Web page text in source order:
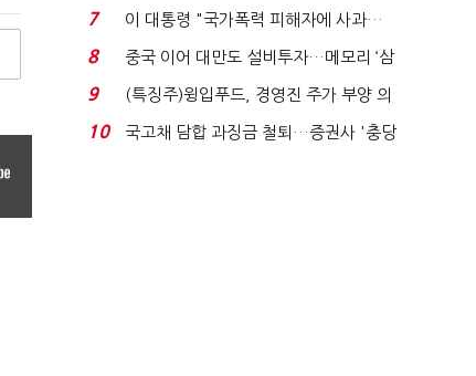
빈 매대 채우며 문 연 ...
7
이 대통령 "국가폭력 피해자에 사과…
적극적 조사로 진...
8
중국 이어 대만도 설비투자…메모리 ‘삼
국전쟁’
9
(특징주)윙입푸드, 경영진 주가 부양 의
지에 상한가...
10
국고채 담합 과징금 철퇴…증권사 '충당